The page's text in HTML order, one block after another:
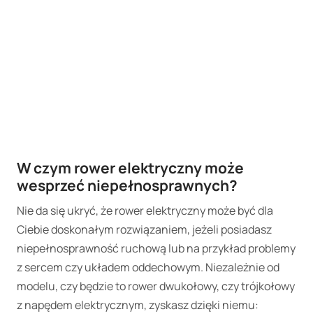
W czym rower elektryczny może
wesprzeć niepełnosprawnych?
Nie da się ukryć, że rower elektryczny może być dla
Ciebie doskonałym rozwiązaniem, jeżeli posiadasz
niepełnosprawność ruchową lub na przykład problemy
z sercem czy układem oddechowym. Niezależnie od
modelu, czy będzie to rower dwukołowy, czy trójkołowy
z napędem elektrycznym, zyskasz dzięki niemu: